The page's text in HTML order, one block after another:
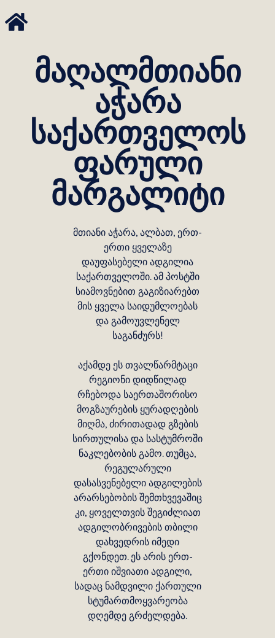
მაღალმთიანი
აჭარა
საქართველოს
ფარული
მარგალიტი
მთიანი აჭარა, ალბათ, ერთ-
ერთი ყველაზე
დაუფასებელი ადგილია
საქართველოში. ამ პოსტში
სიამოვნებით გაგიზიარებთ
მის ყველა საიდუმლოებას
და გამოუვლენელ
საგანძურს!
აქამდე ეს თვალწარმტაცი
რეგიონი დიდწილად
რჩებოდა საერთაშორისო
მოგზაურების ყურადღების
მიღმა, ძირითადად გზების
სირთულისა და სასტუმროში
ნაკლებობის გამო. თუმცა,
რეგულარული
დასასვენებელი ადგილების
არარსებობის შემთხვევაშიც
კი, ყოველთვის შეგიძლიათ
ადგილობრივების თბილი
დახვედრის იმედი
გქონდეთ. ეს არის ერთ-
ერთი იშვიათი ადგილი,
სადაც ნამდვილი ქართული
სტუმართმოყვარეობა
დღემდე გრძელდება.